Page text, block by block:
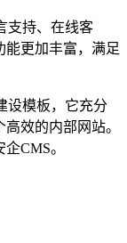
支持、在线客
能更加丰富，满足
设模板，它充分
效的内部网站。
CMS。